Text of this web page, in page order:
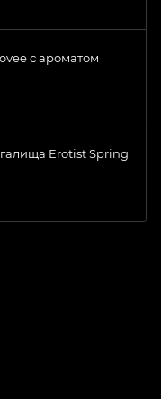
с ароматом
Erotist Spring